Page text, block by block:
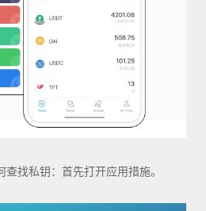
找私钥：首先打开应用措施。